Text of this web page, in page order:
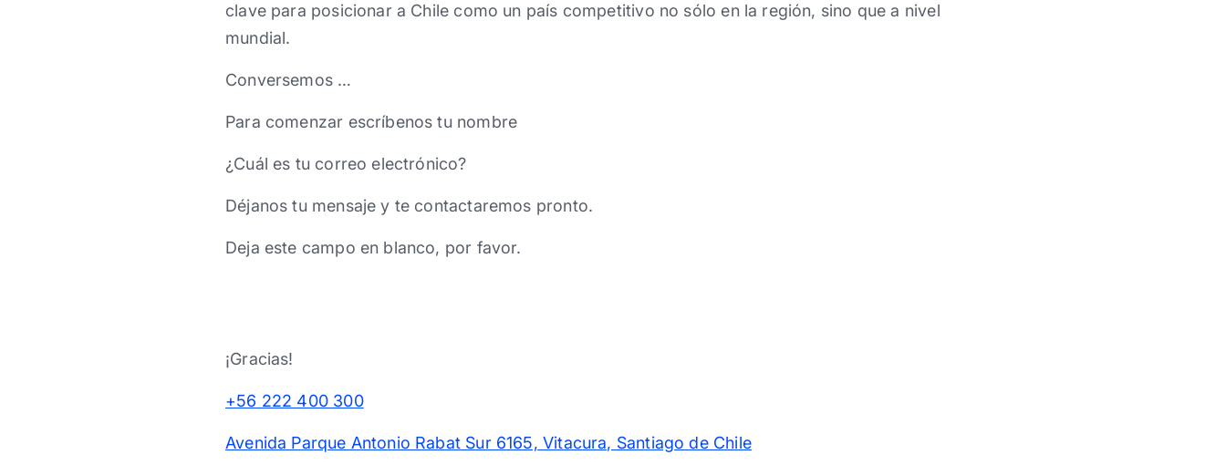
clave para posicionar a Chile como un país competitivo no sólo en la región, sino que a nivel
mundial.
Conversemos …
Para comenzar escríbenos tu nombre
¿Cuál es tu correo electrónico?
Déjanos tu mensaje y te contactaremos pronto.
Deja este campo en blanco, por favor.
¡Gracias!
+56 222 400 300
Avenida Parque Antonio Rabat Sur 6165, Vitacura, Santiago de Chile